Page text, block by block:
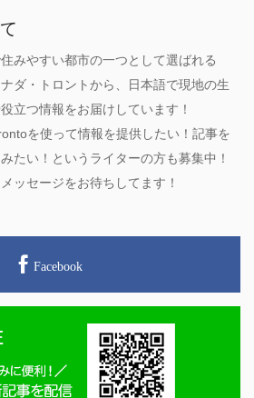
みやすい都市の一つとして選ばれる
ダ・トロントから、日本語で現地の生
立つ情報をお届けしています！
を使って情報を提供したい！記事を
たい！というライターの方も募集中！
ッセージをお待ちしてます！
Facebook